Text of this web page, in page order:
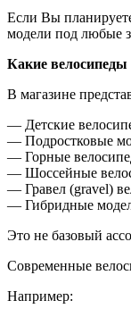
Если Вы
модели под любые
Какие
В магазине
— Детские
— Подростковые
— Горные
— Шоссейные
— Гравел (gravel)
— Гибридные
Это не базовый
Современные
Например: